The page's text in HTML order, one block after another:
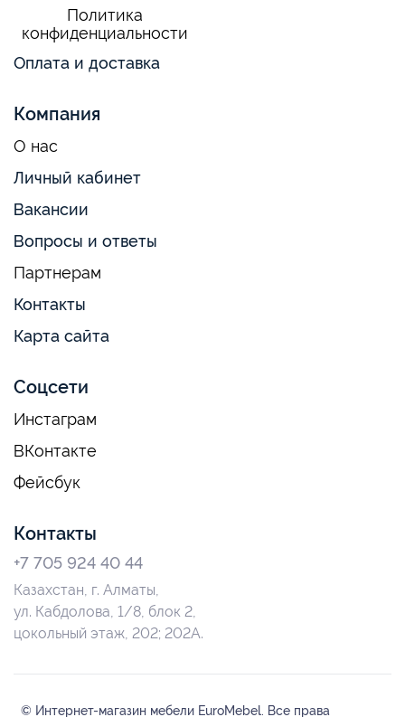
Политика
конфиденциальности
Оплата и доставка
Компания
О нас
Личный кабинет
Вакансии
Вопросы и ответы
Партнерам
Контакты
Карта сайта
Соцсети
Инстаграм
ВКонтакте
Фейсбук
Контакты
+7 705 924 40 44
Казахстан, г. Алматы,
ул. Кабдолова, 1/8, блок 2,
цокольный этаж, 202; 202А.
© Интернет-магазин мебели EuroMebel. Все права